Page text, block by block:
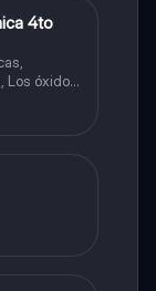
4to
Los óxidos